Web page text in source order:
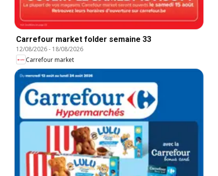
Carrefour market folder semaine 33
12/08/2026- 18/08/2026
Carrefour market